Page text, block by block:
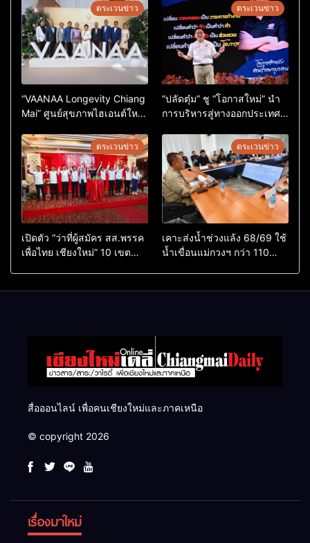
ตระเวนข่าว
“VAANAA Longevity Chiang
Mai” ศูนย์สุขภาพไฮเอนต์ใหญ่
ตระเวนข่าว
“ปลัดตุ๋ม” ชู “โอกาสใหม่” นำ
การบริหารสู่ทางออกประเทศ
ตระเวนข่าว
เปิดตัว “ว่าที่ผู้สมัคร สส.พรรค
เพื่อไทย เชียงใหม่” 10 เขต
ตระเวนข่าว
เคาะส่งน้ำช่วงแล้ง 68/69 ใช้
น้ำเขื่อนแม่กวงฯ กว่า 110
สื่อออนไลน์ เพื่อคนเชียงใหม่และภาคเหนือ
© copyright 2026
เรื่องมาใหม่